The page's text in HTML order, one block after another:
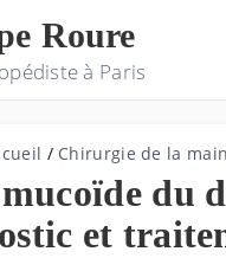
Roure
à Paris
/ Chirurgie de la main
du
et